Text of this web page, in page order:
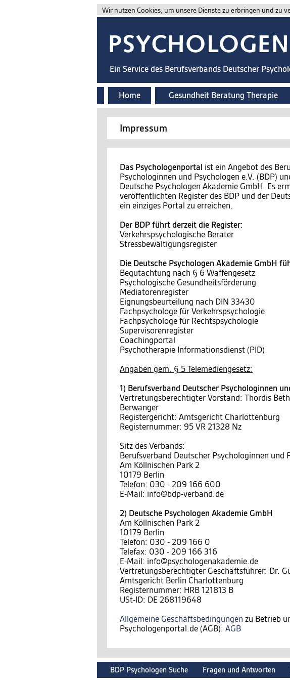
Wir nutzen Cookies, um unsere Dienste zu erbringen und zu
Ein Service des Berufsverbands Deutscher
Home Gesundheit Beratung Therapie
Impressum
Das Psychologenportal ist ein Angebot des
Psychologinnen und Psychologen e.V. (BDP)
Deutsche Psychologen Akademie GmbH. Es
veröffentlichten Register des BDP und der
ein einziges Portal zu erreichen.
Der BDP führt derzeit die Register:
Verkehrspsychologische Berater
Stressbewältigungsregister
Die Deutsche Psychologen Akademie GmbH
Begutachtung nach § 6 Waffengesetz
Psychologische Gesundheitsförderung
Mediatorenregister
Eignungsbeurteilung nach DIN 33430
Fachpsychologe für Verkehrspsychologie
Fachpsychologe für Rechtspsychologie
Supervisorenregister
Coachingportal
Psychotherapie Informationsdienst (PID)
Angaben gem. § 5 Telemediengesetz:
1) Berufsverband Deutscher Psychologinnen
Vertretungsberechtigter Vorstand: Thordis
Berwanger
Registergericht: Amtsgericht Charlottenburg
Registernummer: 95 VR 21328 Nz
Sitz des Verbands:
Berufsverband Deutscher Psychologinnen und
Am Köllnischen Park 2
10179 Berlin
Telefon: 030 - 209 166 600
E-Mail: info@bdp-verband.de
2) Deutsche Psychologen Akademie GmbH
Am Köllnischen Park 2
10179 Berlin
Telefon: 030 - 209 166 0
Telefax: 030 - 209 166 316
E-Mail: info@psychologenakademie.de
Vertretungsberechtigter Geschäftsführer: Dr.
Amtsgericht Berlin Charlottenburg
Registernummer: HRB 121813 B
USt-ID: DE 268119648
Allgemeine Geschäftsbedingungen zu Betrieb
Psychologenportal.de (AGB): AGB
BDP Psychologen Suche Fragen und Antworten